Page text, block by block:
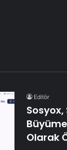
Editör
Olarak